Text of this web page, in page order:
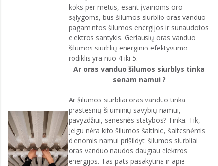
koks per metus, esant įvairioms oro
sąlygoms, bus šilumos siurblio oras vanduo
pagamintos šilumos energijos ir sunaudotos
elektros santykis. Geriausių oras vanduo
šilumos siurblių energinio efektyvumo
rodiklis yra nuo 4 iki 5.
Ar oras vanduo šilumos siurblys tinka
senam namui ?
Ar šilumos siurbliai oras vanduo tinka
prastesnių šiluminių savybių namui,
pavyzdžiui, senesnės statybos? Tinka. Tik,
jeigu nėra kito šilumos šaltinio, šaltesnėmis
dienomis namui prišildyti šilumos siurbliai
oras vanduo naudos daugiau elektros
energijos. Tas pats pasakytina ir apie